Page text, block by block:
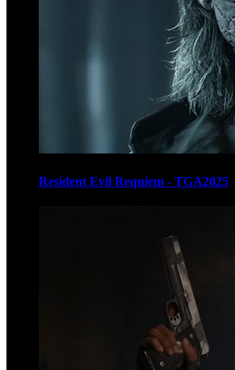
Resident Evil Requiem - TGA2025